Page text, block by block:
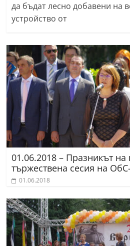
да бъдат лесно добавени на
устройство от
01.06.2018 – Празникът на
тържествена сесия на
01.06.2018